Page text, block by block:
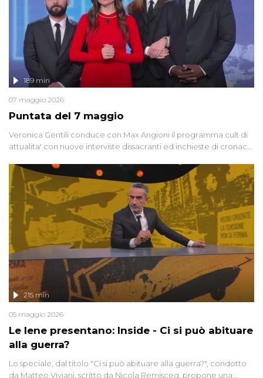
Puntata del 7 maggio
189 min
07 maggio 2026
Veronica Gentili conduce con Max Angioni il programma cult di
attualita' con nuove interviste dissacranti ed inchieste di cronaca
Le Iene presentano: Inside - Ci si può abituare
alla guerra?
215 min
05 maggio 2026
Lo speciale, dal titolo "Ci si può abituare alla guerra?", condotto
da Matteo Viviani, scritto da Nicola Remisceg, propone una